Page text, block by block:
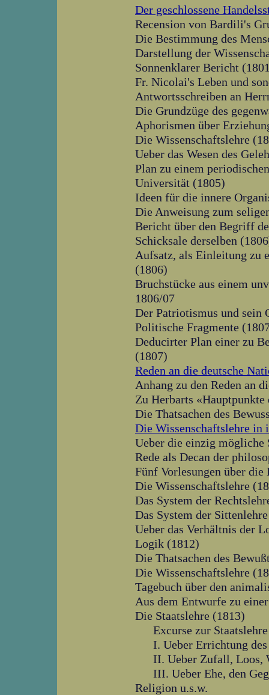
Der geschlossene
Recension von Bardili's
Die Bestimmung des
Darstellung der
Sonnenklarer Bericht
Fr. Nicolai's Leben und
Antwortsschreiben an
Die Grundzüge des
Aphorismen über
Die Wissenschaftslehre
Ueber das Wesen des
Plan zu einem
Universität (1805)
Ideen für die innere
Die Anweisung zum
Bericht über den Begriff
Schicksale derselben
Aufsatz, als Einleitung zu
(1806)
Bruchstücke aus einem
1806/07
Der Patriotismus und sein
Politische Fragmente
Deducirter Plan einer zu
(1807)
Reden an die deutsche
Anhang zu den Reden an
Zu Herbarts
Die Thatsachen des
Die Wissenschaftslehre in
Ueber die einzig mögliche
Rede als Decan der
Fünf Vorlesungen über
Die Wissenschaftslehre
Das System der
Das System der
Ueber das Verhältnis der
Logik (1812)
Die Thatsachen des
Die Wissenschaftslehre
Tagebuch über den
Aus dem Entwurfe zu
Die Staatslehre (1813)
Excurse zur Staatslehre
I. Ueber Errichtung
II. Ueber Zufall, Loos,
III. Ueber Ehe, den
Religion u.s.w.